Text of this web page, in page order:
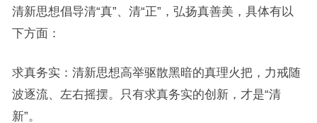
清新思想倡导清“真”、清“正”，弘扬真善美，具体有以
下方面：
求真务实：清新思想高举驱散黑暗的真理火把，力戒随
波逐流、左右摇摆。只有求真务实的创新，才是“清
新”。